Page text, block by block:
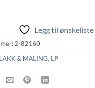
Legg til ønskeliste
2-82160
& MALING, LP